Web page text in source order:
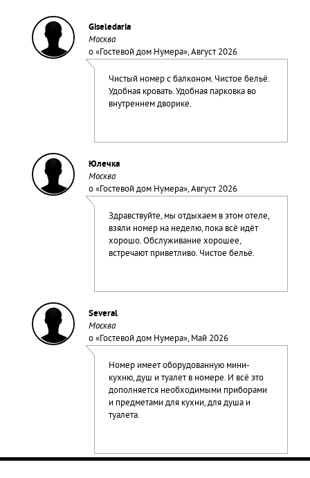
Giseledaria
Москва
о «Гостевой дом Нумера», Август 2026
Чистый номер с балконом. Чистое бельё.
Удобная кровать. Удобная парковка во
внутреннем дворике.
Юлечка
Москва
о «Гостевой дом Нумера», Август 2026
Здравствуйте, мы отдыхаем в этом отеле,
взяли номер на неделю, пока всё идёт
хорошо. Обслуживание хорошее,
встречают приветливо. Чистое бельё.
Several
Москва
о «Гостевой дом Нумера», Май 2026
Номер имеет оборудованную мини-
кухню, душ и туалет в номере. И всё это
дополняется необходимыми приборами
и предметами для кухни, для душа и
туалета.